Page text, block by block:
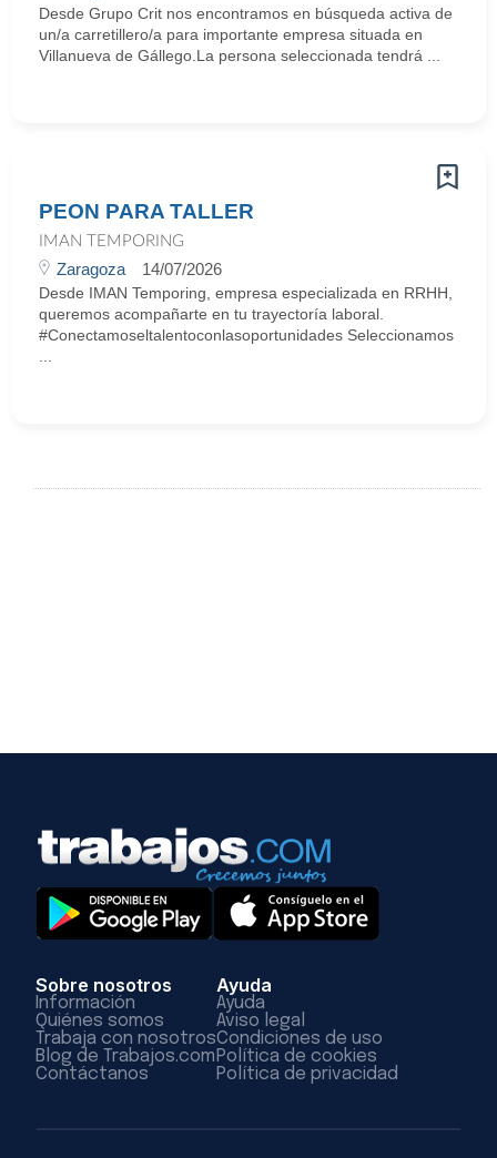
Desde Grupo Crit nos encontramos en búsqueda activa de
un/a carretillero/a para importante empresa situada en
Villanueva de Gállego.La persona seleccionada tendrá ...
PEON PARA TALLER
IMAN TEMPORING
Zaragoza 14/07/2026
Desde IMAN Temporing, empresa especializada en RRHH,
queremos acompañarte en tu trayectoría laboral.
#Conectamoseltalentoconlasoportunidades Seleccionamos
Sobre nosotros
Información
Quiénes somos
Trabaja con nosotros
Blog de Trabajos.com
Contáctanos
Ayuda
Ayuda
Aviso legal
Condiciones de uso
Política de cookies
Política de privacidad